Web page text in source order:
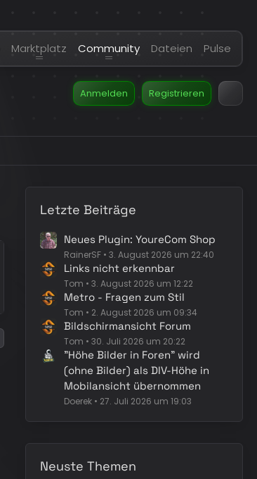
Marktplatz Community Dateien Pulse
Anmelden Registrieren
Letzte Beiträge
Neues Plugin: YoureCom Shop
RainerSF 3. August 2026 um 22:40
Links nicht erkennbar
Tom 3. August 2026 um 12:22
Metro - Fragen zum Stil
Tom 2. August 2026 um 09:34
Bildschirmansicht Forum
Tom 30. Juli 2026 um 20:22
"Höhe Bilder in Foren" wird
(ohne Bilder) als DIV-Höhe in
Mobilansicht übernommen
Doerek 27. Juli 2026 um 19:03
Neuste Themen